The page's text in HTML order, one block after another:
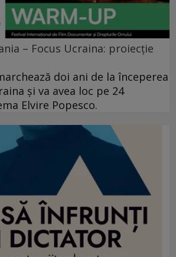
– Focus Ucraina: proiecție
doi ani de la începerea
și va avea loc pe 24
Elvire Popesco.